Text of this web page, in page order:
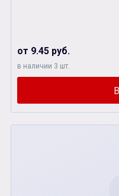
от 9.45 руб.
в наличии 3 шт.